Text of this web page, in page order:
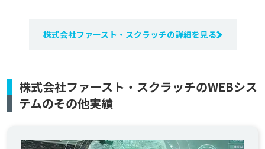
株式会社ファースト・スクラッチの詳細を見る
株式会社ファースト・スクラッチのWEBシス
テムのその他実績